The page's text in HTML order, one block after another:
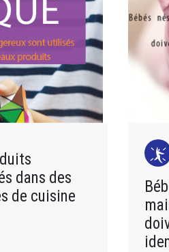
dans des
de cuisine